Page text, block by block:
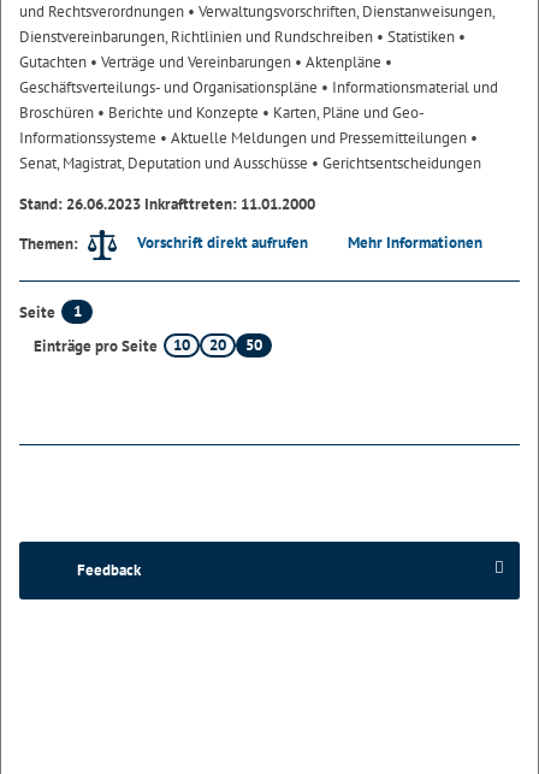
und Rechtsverordnungen • Verwaltungsvorschriften, Dienstanweisungen,
Dienstvereinbarungen, Richtlinien und Rundschreiben • Statistiken •
Gutachten • Verträge und Vereinbarungen • Aktenpläne •
Geschäftsverteilungs- und Organisationspläne • Informationsmaterial und
Broschüren • Berichte und Konzepte • Karten, Pläne und Geo-
Informationssysteme • Aktuelle Meldungen und Pressemitteilungen •
Senat, Magistrat, Deputation und Ausschüsse • Gerichtsentscheidungen
Stand: 26.06.2023 Inkrafttreten: 11.01.2000
Themen:
Vorschrift direkt aufrufen Mehr Informationen
Seite
1
Einträge pro Seite
10 20 50
Feedback